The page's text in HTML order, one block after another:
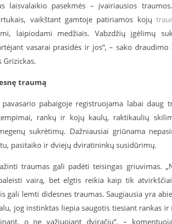
laisvalaikio pasekmės – įvairiausios
vaikštant gamtoje patiriamos kojų
laipiodami medžiais. Vabzdžių įgėlimų
vasarai prasidės ir jos“, – sako draudimo
traumą
pabaigoje registruojama labai daug
rankų ir kojų kaulų, raktikaulių
sukrėtimų. Dažniausiai griūnama
pasitaiko ir dviejų dviratininkų susidūrimų.
traumas gali padėti teisingas griuvimas.
vairą, bet elgtis reikia kaip tik
gali lemti didesnes traumas. Saugiausia yra
jog instinktas liepia saugotis tiesiant rankas
o ne važiuojant dviračiu“, – komentuoja